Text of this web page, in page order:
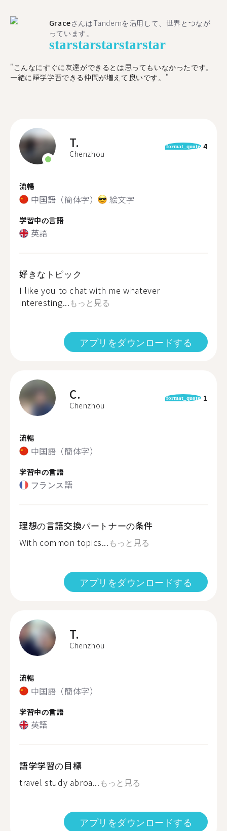
GraceさんはTandemを活用して、世界とつなが
っています。
starstarstarstarstar
"こんなにすぐに友達ができるとは思ってもいなかったです。
一緒に語学学習できる仲間が増えて良いです。"
T.
Chenzhou
format_quote 4
流暢
中国語（簡体字） 絵文字
学習中の言語
英語
好きなトピック
I like you to chat with me whatever
interesting...もっと見る
アプリをダウンロードする
C.
Chenzhou
format_quote 1
流暢
中国語（簡体字）
学習中の言語
フランス語
理想の言語交換パートナーの条件
With common topics... もっと見る
アプリをダウンロードする
T.
Chenzhou
流暢
中国語（簡体字）
学習中の言語
英語
語学学習の目標
travel study abroa... もっと見る
アプリをダウンロードする